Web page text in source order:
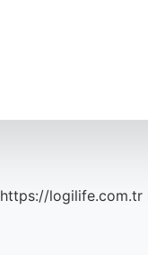
https://logilife.com.tr